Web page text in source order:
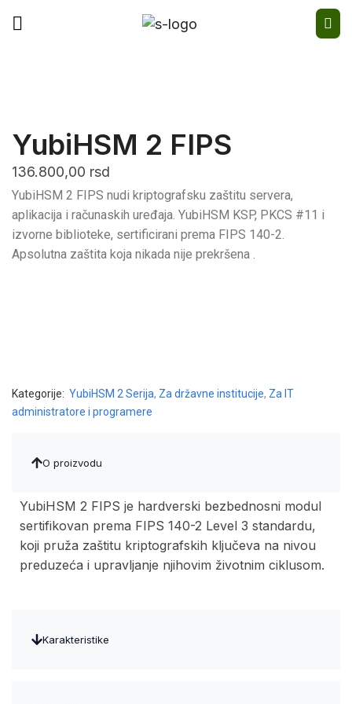
YubiHSM 2 FIPS
136.800,00 rsd
YubiHSM 2 FIPS nudi kriptografsku zaštitu servera,
aplikacija i računaskih uređaja. YubiHSM KSP, PKCS #11 i
izvorne biblioteke, sertificirani prema FIPS 140-2.
Apsolutna zaštita koja nikada nije prekršena .
Kategorije: YubiHSM 2 Serija, Za državne institucije, Za IT
administratore i programere
O proizvodu
YubiHSM 2 FIPS je hardverski bezbednosni modul
sertifikovan prema FIPS 140-2 Level 3 standardu,
koji pruža zaštitu kriptografskih ključeva na nivou
preduzeća i upravljanje njihovim životnim ciklusom.
Karakteristike